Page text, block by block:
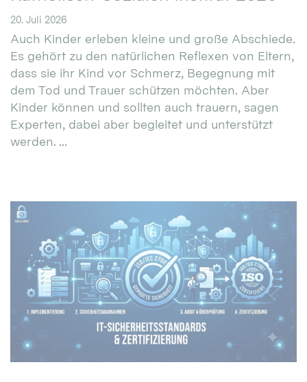
20. Juli 2026
Auch Kinder erleben kleine und große Abschiede.
Es gehört zu den natürlichen Reflexen von Eltern,
dass sie ihr Kind vor Schmerz, Begegnung mit
dem Tod und Trauer schützen möchten. Aber
Kinder können und sollten auch trauern, sagen
Experten, dabei aber begleitet und unterstützt
werden. ...